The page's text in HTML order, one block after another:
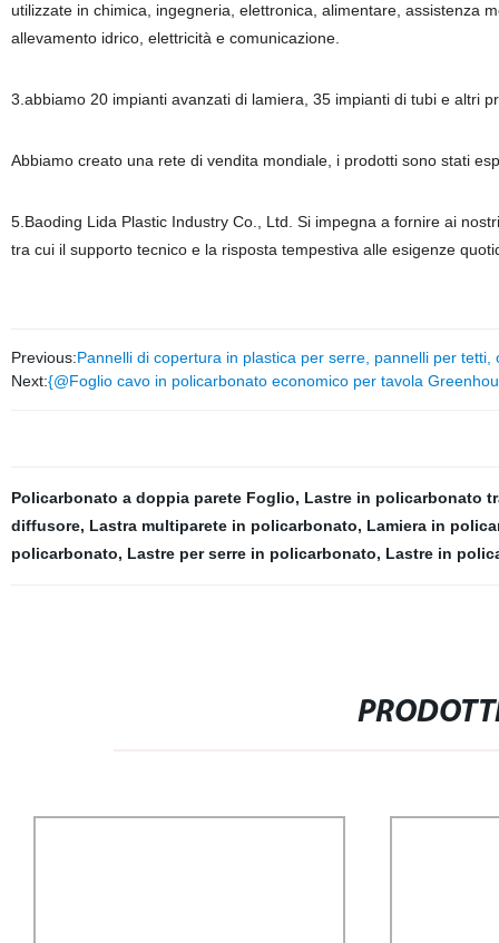
utilizzate in chimica, ingegneria, elettronica, alimentare, assistenza
allevamento idrico, elettricità e comunicazione.
3.abbiamo 20 impianti avanzati di lamiera, 35 impianti di tubi e altri
Abbiamo creato una rete di vendita mondiale, i prodotti sono stati
5.Baoding Lida Plastic Industry Co., Ltd. Si impegna a fornire ai
tra cui il supporto tecnico e la risposta tempestiva alle esigenze
Previous:Pannelli di copertura in plastica per serre, pannelli per
Next:{@Foglio cavo in policarbonato economico per tavola
Policarbonato a doppia parete Foglio, Lastre in policarbonato
diffusore, Lastra multiparete in policarbonato, Lamiera in
policarbonato, Lastre per serre in policarbonato, Lastre in